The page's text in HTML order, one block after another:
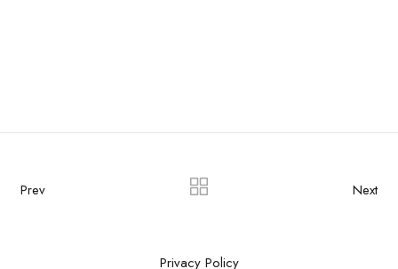
Prev Next
Privacy Policy